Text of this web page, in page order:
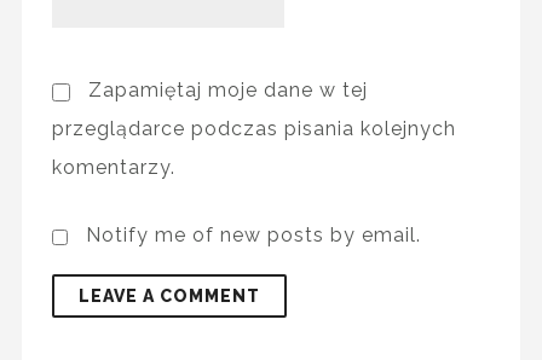
Zapamiętaj moje dane w tej
przeglądarce podczas pisania kolejnych
komentarzy.
Notify me of new posts by email.